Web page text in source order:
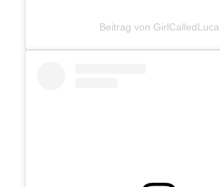
Beitrag von GirlCalledLuca